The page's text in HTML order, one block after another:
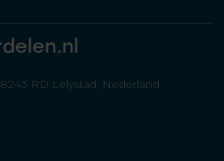
RD Lelystad, Nederland